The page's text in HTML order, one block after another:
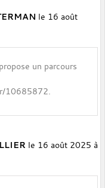
le 16 août
un parcours
10685872.
le 16 août 2025 à